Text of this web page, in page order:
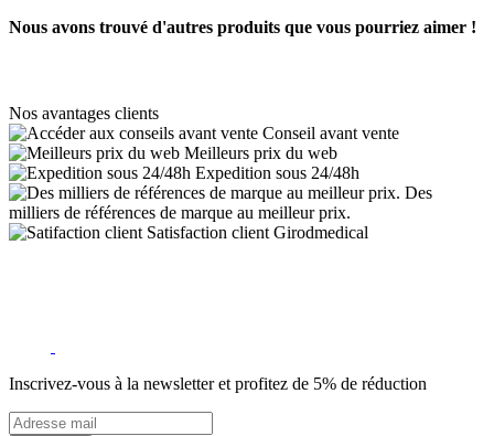
Nous avons trouvé d'autres produits que vous pourriez aimer !
Nos avantages clients
Conseil avant vente
Meilleurs prix du web
Expedition sous 24/48h
Des
milliers de références de marque au meilleur prix.
Satisfaction client Girodmedical
Inscrivez-vous à la newsletter et profitez de 5% de réduction